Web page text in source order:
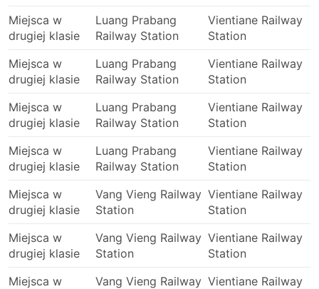
Miejsca w
drugiej klasie
Luang Prabang
Railway Station
Vientiane Railway
Station
Miejsca w
drugiej klasie
Luang Prabang
Railway Station
Vientiane Railway
Station
Miejsca w
drugiej klasie
Luang Prabang
Railway Station
Vientiane Railway
Station
Miejsca w
drugiej klasie
Luang Prabang
Railway Station
Vientiane Railway
Station
Miejsca w
drugiej klasie
Vang Vieng Railway
Station
Vientiane Railway
Station
Miejsca w
drugiej klasie
Vang Vieng Railway
Station
Vientiane Railway
Station
Miejsca w
Vang Vieng Railway Vientiane Railway